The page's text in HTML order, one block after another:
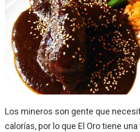
Los mineros son gente que
calorías, por lo que El Oro tiene